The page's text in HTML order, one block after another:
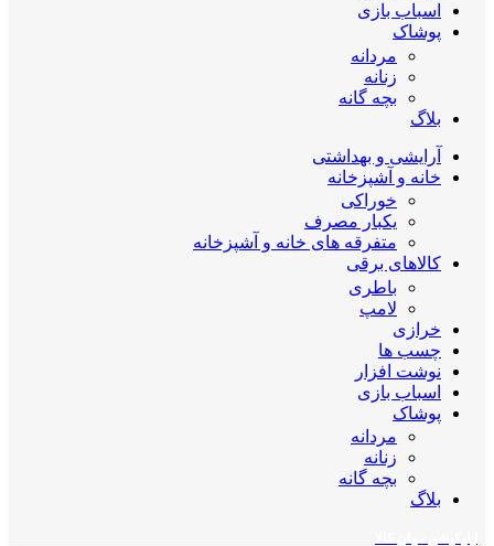
اسباب بازی
پوشاک
مردانه
زنانه
بچه گانه
بلاگ
آرایشی و بهداشتی
خانه و آشپزخانه
خوراکی
یکبار مصرف
متفرقه های خانه و آشپزخانه
کالاهای برقی
باطری
لامپ
خرازی
چسب ها
نوشت افزار
اسباب بازی
پوشاک
مردانه
زنانه
بچه گانه
بلاگ